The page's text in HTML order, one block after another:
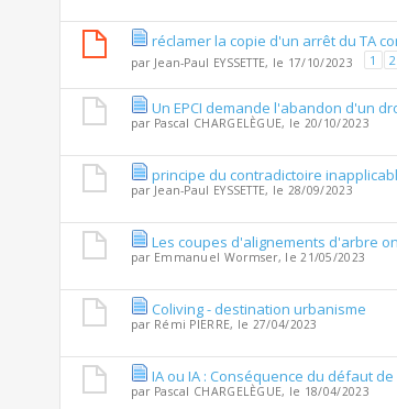
réclamer la copie d'un arrêt du TA
par Jean-Paul EYSSETTE, le 17/10/2023 1 2
Un EPCI demande l'abandon d'un
par Pascal CHARGELÈGUE, le 20/10/2023
principe du contradictoire
par Jean-Paul EYSSETTE, le 28/09/2023
Les coupes d'alignements d'arbre
par Emmanuel Wormser, le 21/05/2023
Coliving - destination urbanisme
par Rémi PIERRE, le 27/04/2023
IA ou IA : Conséquence du défaut
par Pascal CHARGELÈGUE, le 18/04/2023